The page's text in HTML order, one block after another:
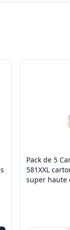
Pack de 5
581XXL
super haute